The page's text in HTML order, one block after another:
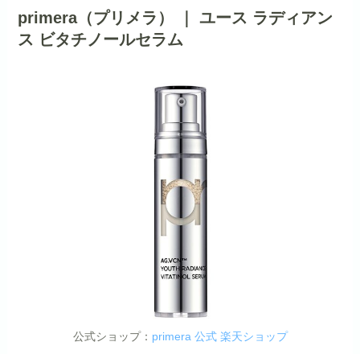
primera（プリメラ） ｜ ユース ラディアン
ス ビタチノールセラム
公式ショップ： primera 公式 楽天ショップ